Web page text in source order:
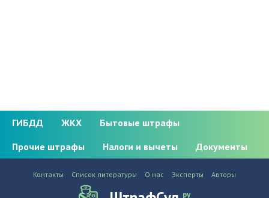
ГИБДД ЖКХ
Бытовые штрафы
Прочие штрафы
Налоги и вычеты Документы
ру
Контакты Список литературы О нас Эксперты Авторы